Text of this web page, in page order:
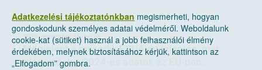
2025. december 15, hétfő
Megjelent a második ESUAvet jelentés: már
elérhetőek a 2024-es adatok az EU-ban
Adatkezelési tájékoztatónkban megismerheti, hogyan
gondoskodunk személyes adatai védelméről. Weboldalunk
cookie-kat (sütiket) használ a jobb felhasználói élmény
érdekében, melynek biztosításához kérjük, kattintson az
„Elfogadom” gombra.